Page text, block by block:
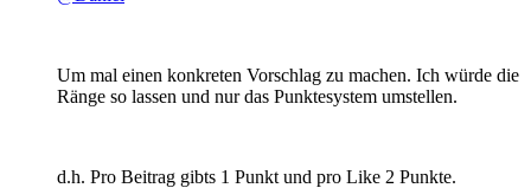
Um mal einen konkreten Vorschlag zu machen. Ich würde die
Ränge so lassen und nur das Punktesystem umstellen.
d.h. Pro Beitrag gibts 1 Punkt und pro Like 2 Punkte.